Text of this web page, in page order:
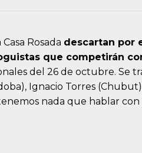
Casa Rosada descartan por
que competirán
del 26 de octubre. Se
Ignacio Torres
nada que hablar